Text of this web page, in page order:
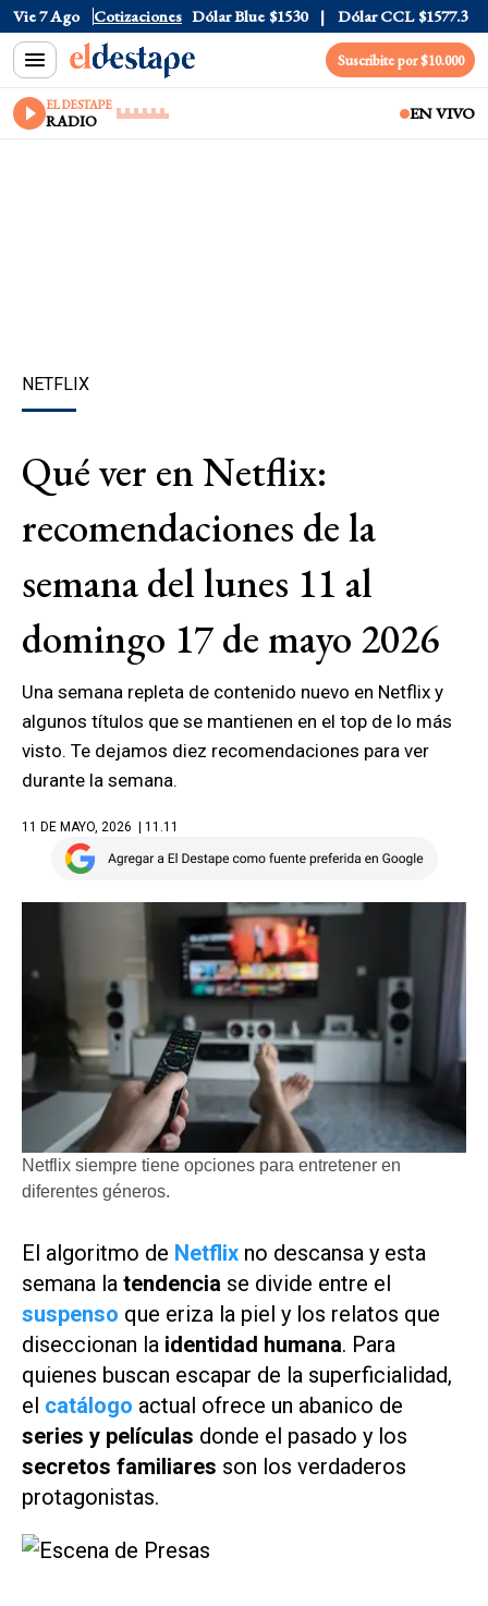
Vie 7 Ago Cotizaciones
Tarjeta $1976 Dólar Blue $1530 Dólar CCL $1577.3 Euro
Suscribite por $10.000
EL DESTAPE
RADIO EN VIVO
NETFLIX
Qué ver en Netflix:
recomendaciones de la
semana del lunes 11 al
domingo 17 de mayo 2026
Una semana repleta de contenido nuevo en Netflix y
algunos títulos que se mantienen en el top de lo más
visto. Te dejamos diez recomendaciones para ver
durante la semana.
11 DE MAYO, 2026 | 11.11
Netflix siempre tiene opciones para entretener en
diferentes géneros.
El algoritmo de Netflix no descansa y esta
semana la tendencia se divide entre el
suspenso que eriza la piel y los relatos que
diseccionan la identidad humana. Para
quienes buscan escapar de la superficialidad,
el catálogo actual ofrece un abanico de
series y películas donde el pasado y los
secretos familiares son los verdaderos
protagonistas.